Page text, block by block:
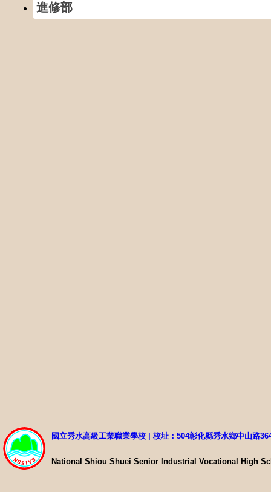
進修部
國立秀水高級工業職業學校 | 校址：504彰化縣秀水鄉中山路
National Shiou Shuei Senior Industrial Vocational High